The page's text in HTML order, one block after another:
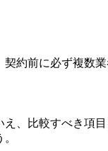
約前に必ず複数
、比較すべき項